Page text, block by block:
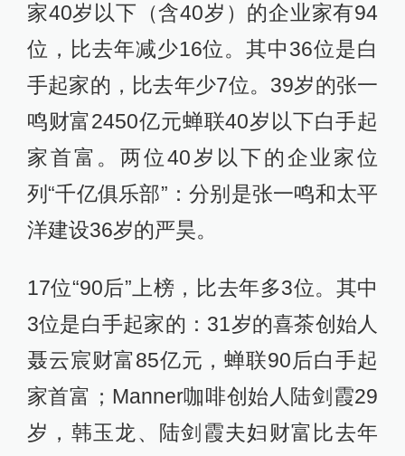
家40岁以下（含40岁）的企业家有94
位，比去年减少16位。其中36位是白
手起家的，比去年少7位。39岁的张一
鸣财富2450亿元蝉联40岁以下白手起
家首富。两位40岁以下的企业家位
列“千亿俱乐部”：分别是张一鸣和太平
洋建设36岁的严昊。
17位“90后”上榜，比去年多3位。其中
3位是白手起家的：31岁的喜茶创始人
聂云宸财富85亿元，蝉联90后白手起
家首富；Manner咖啡创始人陆剑霞29
岁，韩玉龙、陆剑霞夫妇财富比去年